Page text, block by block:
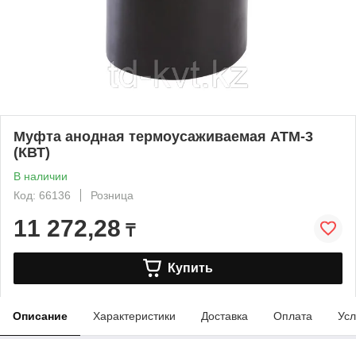
Муфта анодная термоусаживаемая АТМ-3
(КВТ)
В наличии
Код: 66136
Розница
11 272,28 ₸
Купить
Описание Характеристики Доставка Оплата